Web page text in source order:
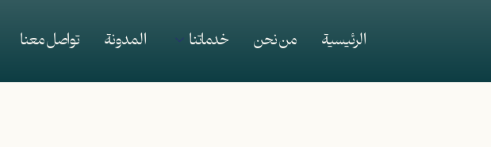
الرئيسية من نحن خدماتنا المدونة تواصل معنا